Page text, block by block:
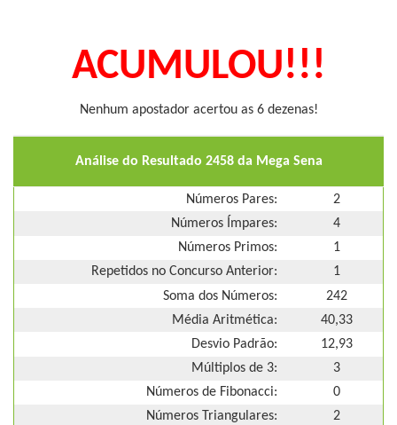
ACUMULOU!!!
Nenhum apostador acertou as 6 dezenas!
Análise do Resultado 2458 da Mega Sena
Números Pares:
2
Números Ímpares:
4
Números Primos:
1
Repetidos no Concurso Anterior:
1
Soma dos Números:
242
Média Aritmética:
40,33
Desvio Padrão:
12,93
Múltiplos de 3:
3
Números de Fibonacci:
0
Números Triangulares:
2